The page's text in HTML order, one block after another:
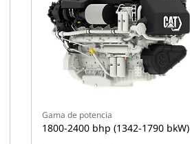
Gama de potencia
1800-2400 bhp (1342-1790 bkW)